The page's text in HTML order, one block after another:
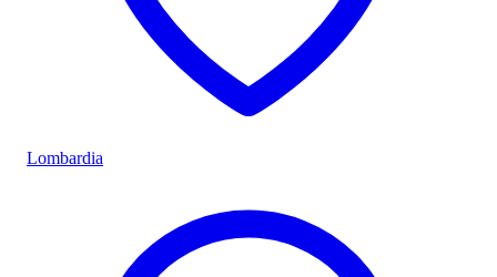
Lombardia